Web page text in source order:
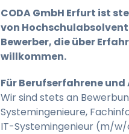
CODA GmbH Erfurt ist
von
Bewerber, die über
willkommen.
Für Berufserfahrene
Wir sind stets an
Systemingenieure,
IT-Systemingenieur (m/